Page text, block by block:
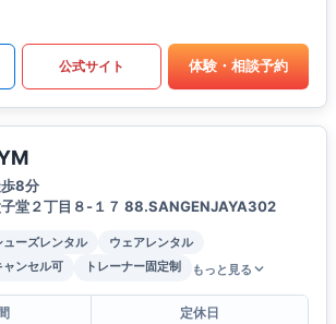
公式サイト 体験・相談予約
8分
子堂２丁目８-１７ 88.SANGENJAYA302
ューズレンタル
ウェアレンタル
ャンセル可 トレーナー固定制 もっと見る
定休日